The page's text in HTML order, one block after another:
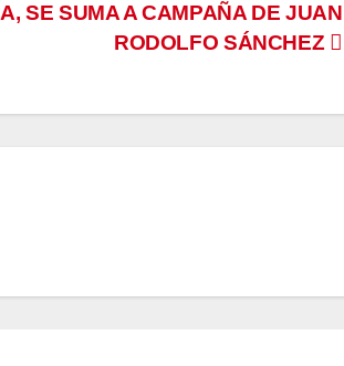
SE SUMA A CAMPAÑA DE JUAN
RODOLFO SÁNCHEZ